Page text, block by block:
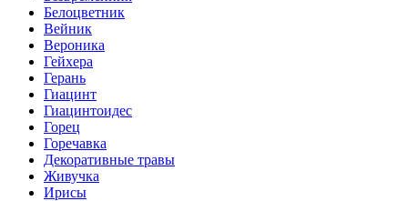
Белоцветник
Вейник
Вероника
Гейхера
Герань
Гиацинт
Гиацинтоидес
Горец
Горечавка
Декоративные травы
Живучка
Ирисы